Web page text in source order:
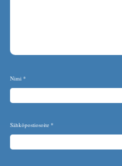
Nimi *
Sähköpostiosoite *